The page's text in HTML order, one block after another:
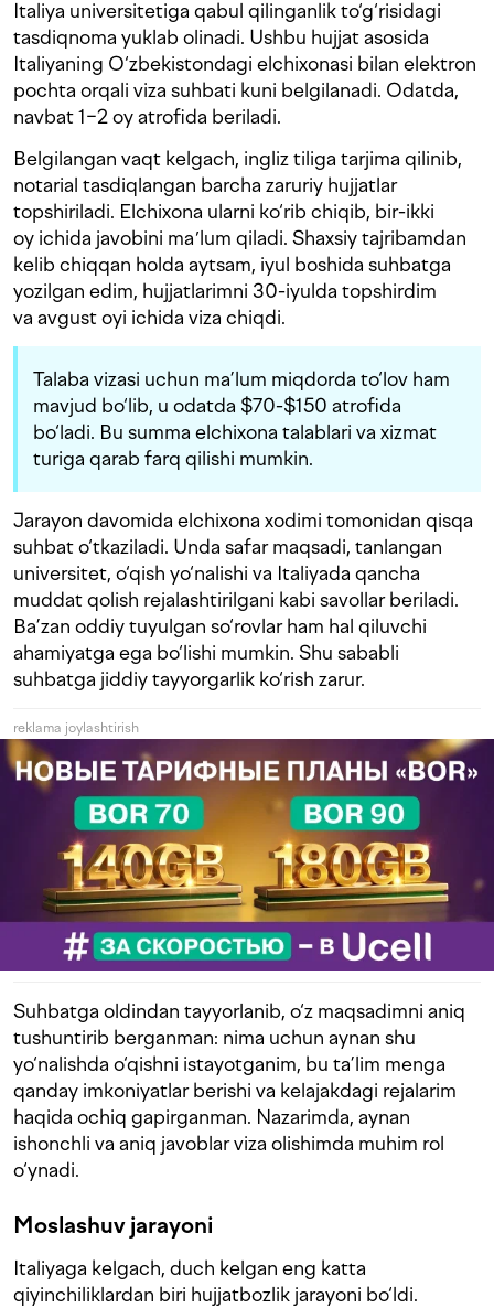
Italiya universitetiga qabul qilinganlik to‘g‘risidagi
tasdiqnoma yuklab olinadi. Ushbu hujjat asosida
Italiyaning O‘zbekistondagi elchixonasi bilan elektron
pochta orqali viza suhbati kuni belgilanadi. Odatda,
navbat 1−2 oy atrofida beriladi.
Belgilangan vaqt kelgach, ingliz tiliga tarjima qilinib,
notarial tasdiqlangan barcha zaruriy hujjatlar
topshiriladi. Elchixona ularni ko‘rib chiqib, bir-ikki
oy ichida javobini maʼlum qiladi. Shaxsiy tajribamdan
kelib chiqqan holda aytsam, iyul boshida suhbatga
yozilgan edim, hujjatlarimni 30-iyulda topshirdim
va avgust oyi ichida viza chiqdi.
Talaba vizasi uchun ma’lum miqdorda to‘lov ham
mavjud bo‘lib, u odatda $70-$150 atrofida
bo‘ladi. Bu summa elchixona talablari va xizmat
turiga qarab farq qilishi mumkin.
Jarayon davomida elchixona xodimi tomonidan qisqa
suhbat o‘tkaziladi. Unda safar maqsadi, tanlangan
universitet, o‘qish yo‘nalishi va Italiyada qancha
muddat qolish rejalashtirilgani kabi savollar beriladi.
Ba’zan oddiy tuyulgan so‘rovlar ham hal qiluvchi
ahamiyatga ega bo‘lishi mumkin. Shu sababli
suhbatga jiddiy tayyorgarlik ko‘rish zarur.
reklama joylashtirish
Suhbatga oldindan tayyorlanib, o‘z maqsadimni aniq
tushuntirib berganman: nima uchun aynan shu
yo‘nalishda o‘qishni istayotganim, bu ta’lim menga
qanday imkoniyatlar berishi va kelajakdagi rejalarim
haqida ochiq gapirganman. Nazarimda, aynan
ishonchli va aniq javoblar viza olishimda muhim rol
o‘ynadi.
Moslashuv jarayoni
Italiyaga kelgach, duch kelgan eng katta
qiyinchiliklardan biri hujjatbozlik jarayoni bo‘ldi.